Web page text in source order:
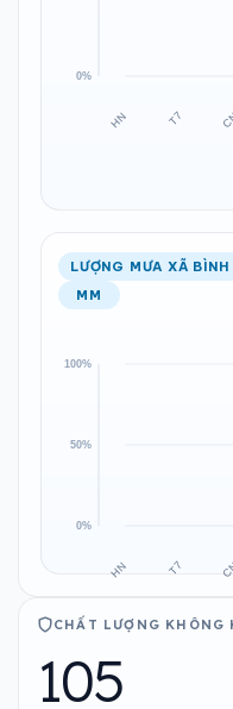
LƯỢNG MƯA XÃ
MM
CHẤT LƯỢNG
105